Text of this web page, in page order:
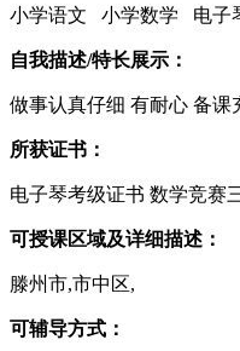
小学语文 小学数学 电
自我描述/特长展示：
做事认真仔细 有耐心 备课
所获证书：
电子琴考级证书 数学竞赛
可授课区域及详细描述：
滕州市,市中区,
可辅导方式：